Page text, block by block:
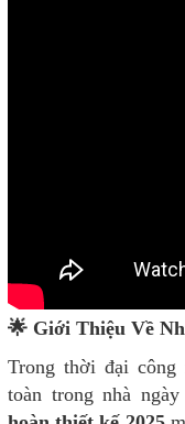
🌟 Giới Thiệu Về
Trong thời đại
toàn trong nhà